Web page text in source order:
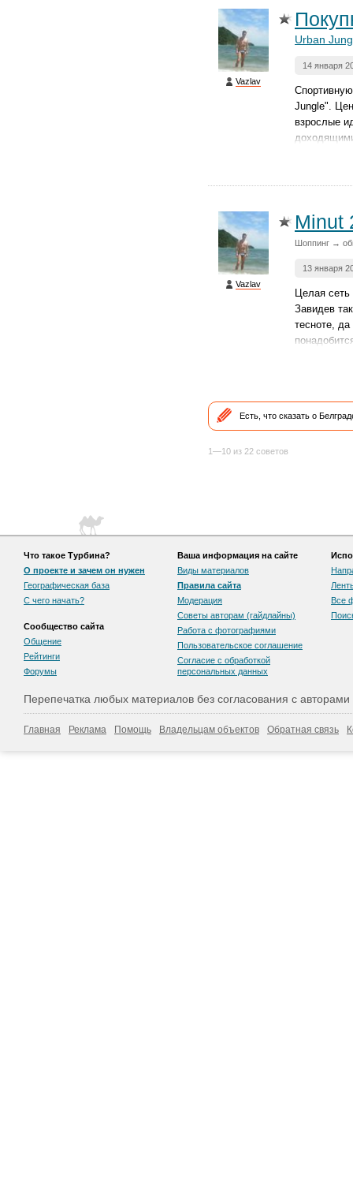
Vazlav
Urban
14 января
Jungle".
взрослые
Vazlav
Minut
Шоппинг →
13 января
Целая
Завидев
тесноте,
Есть, что сказать о
1—10 из 22 советов
Что такое Турбина?
О проекте и зачем он нужен
Географическая база
С чего начать?
Сообщество сайта
Общение
Рейтинги
Форумы
Ваша информация на сайте
Виды материалов
Правила сайта
Модерация
Советы авторам (гайдлайны)
Работа с фотографиями
Пользовательскоe соглашение
Согласие с обработкой
персональных данных
Все
Перепечатка любых материалов без согласования с
Главная Реклама Помощь Владельцам объектов Обратная связь